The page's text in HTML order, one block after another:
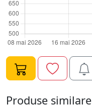
Produse similare